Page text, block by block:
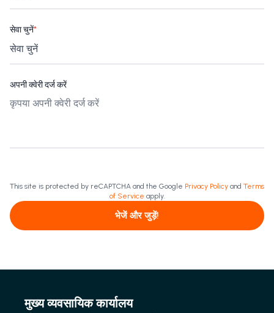
सेवा चुनें*
अपनी क्वेरी दर्ज करें
This site is protected by reCAPTCHA and the Google Privacy Policy and Terms
of Service apply.
भेजें और जुड़ें!
मुख्य व्यवसायिक कार्यालय